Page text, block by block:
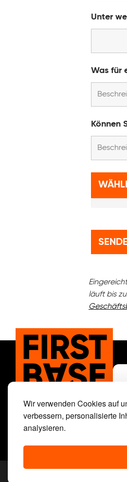
Wir verwenden Cookies auf
verbessern, personalisierte
analysieren.
Unter
Was für
Können
läuft bis